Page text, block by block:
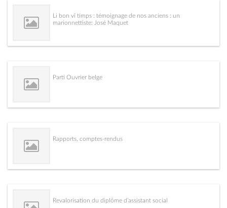
Li bon vî timps : témoignage de nos anciens : un
marionnettiste: José Maquet
Parti Ouvrier belge
Rapports, comptes-rendus
Revalorisation du diplôme d’assistant social